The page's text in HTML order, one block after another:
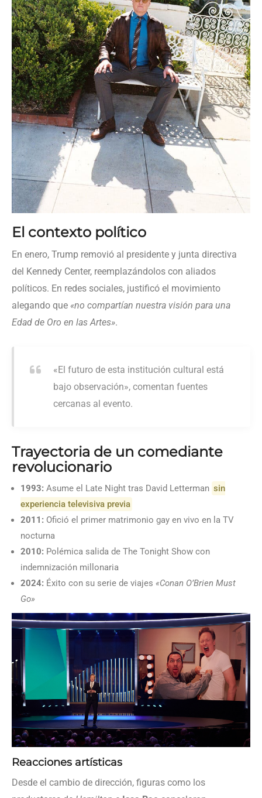
El contexto político
En enero, Trump removió al presidente y junta directiva
del Kennedy Center, reemplazándolos con aliados
políticos. En redes sociales, justificó el movimiento
alegando que «no compartían nuestra visión para una
Edad de Oro en las Artes».
«El futuro de esta institución cultural está
bajo observación», comentan fuentes
cercanas al evento.
Trayectoria de un comediante
revolucionario
1993: Asume el Late Night tras David Letterman sin
experiencia televisiva previa
2011: Ofició el primer matrimonio gay en vivo en la TV
nocturna
2010: Polémica salida de The Tonight Show con
indemnización millonaria
2024: Éxito con su serie de viajes «Conan O’Brien Must
Go»
Reacciones artísticas
Desde el cambio de dirección, figuras como los